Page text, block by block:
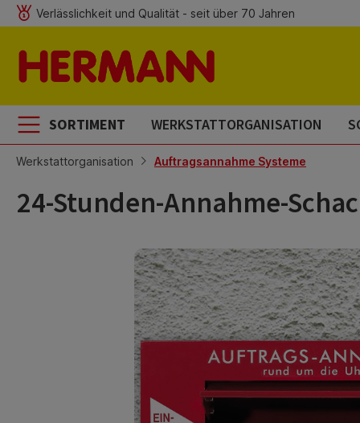
Hauptinhalt springen
Zur Suche springen
Zur Hauptnavigation springen
Verlässlichkeit und Qualität - seit über 70 Jahren
SORTIMENT WERKSTATTORGANISATION
Werkstattorganisation Auftragsannahme Systeme
24-Stunden-Annahme-
Bildergalerie überspringen